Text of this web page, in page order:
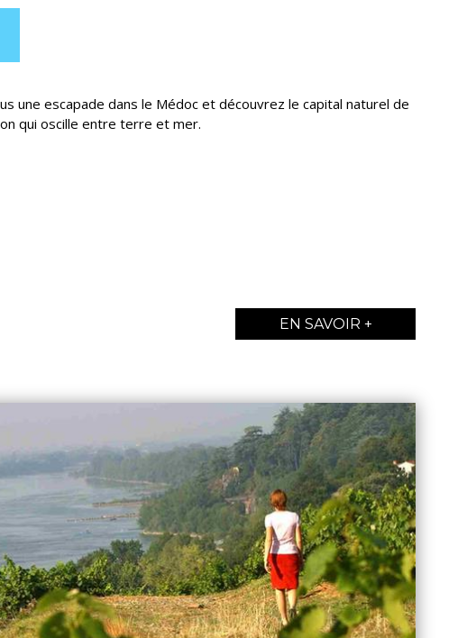
une escapade dans le Médoc et découvrez le capital naturel de
qui oscille entre terre et mer.
EN SAVOIR +